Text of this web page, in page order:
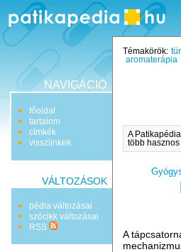
NAVIGÁCIÓ
főoldal
tartalom
címkék
visszlinkek
VÁLTOZÁSOK
pédia változásai
szócikk változásai
RSS
Témakörök:
aromaterápia
A
több
A